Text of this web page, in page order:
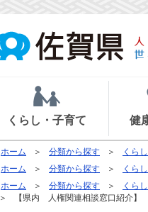
くらし・子育て 健
ホーム 分類から探す くら
ホーム
分類から探す くら
ホーム
分類から探す くら
【県内 人権関連相談窓口紹介】